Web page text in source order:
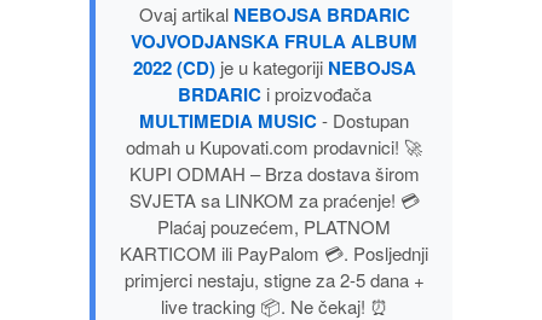
PRIČE
PUBLICISTIKA
PUTOPISI
STRIP
TEORIJE ZAVERE
Ovaj artikal NEBOJSA BRDARIC
VOJVODJANSKA FRULA ALBUM
2022 (CD)je u kategoriji NEBOJSA
BRDARICi proizvođača
MULTIMEDIA MUSIC- Dostupan
odmah u Kupovati.com prodavnici! 🚀
KUPI ODMAH – Brza dostava širom
SVJETA sa LINKOM za praćenje! 💳
Plaćaj pouzećem, PLATNOM
KARTICOM ili PayPalom 💳. Posljednji
primjerci nestaju, stigne za 2-5 dana +
live tracking 📦. Ne čekaj! ⏰